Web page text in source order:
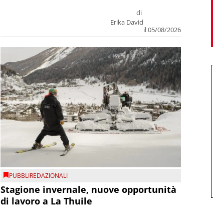
di
Erika David
il 05/08/2026
PUBBLIREDAZIONALI
Stagione invernale, nuove opportunità
di lavoro a La Thuile